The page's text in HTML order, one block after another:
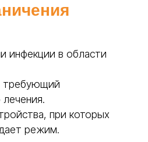
инфекции в области
требующий
при которых
режим.
даже в
толщине